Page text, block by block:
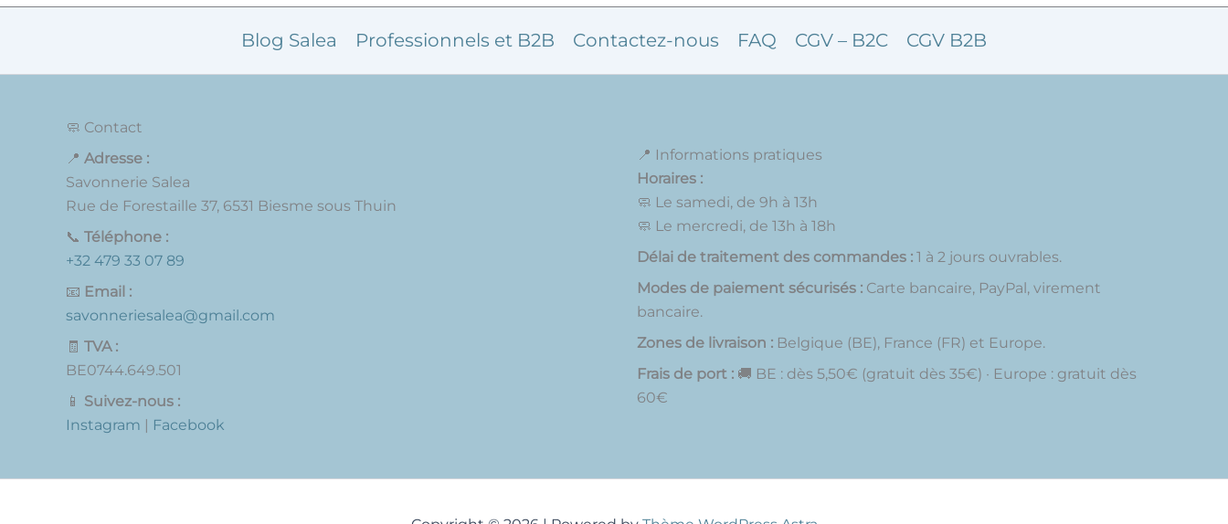
Blog Salea Professionnels et B2B Contactez-nous FAQ CGV – B2C CGV B2B
🧼 Contact
📍 Adresse :
Savonnerie Salea
Rue de Forestaille 37, 6531 Biesme sous Thuin
📞 Téléphone :
+32 479 33 07 89
📧 Email :
savonneriesalea@gmail.com
🧾 TVA :
BE0744.649.501
📱 Suivez-nous :
Instagram | Facebook
📍 Informations pratiques
Horaires :
🧼 Le samedi, de 9h à 13h
🧼 Le mercredi, de 13h à 18h
Délai de traitement des commandes : 1 à 2 jours ouvrables.
Modes de paiement sécurisés : Carte bancaire, PayPal, virement
bancaire.
Zones de livraison : Belgique (BE), France (FR) et Europe.
Frais de port : 🚚 BE : dès 5,50€ (gratuit dès 35€) · Europe : gratuit dès
60€